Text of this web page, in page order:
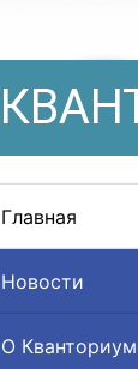
Главная
Новости
О